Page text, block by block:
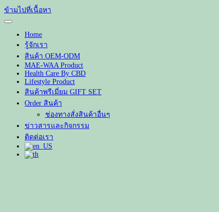
ข้ามไปที่เนื้อหา
Home
รู้จักเรา
สินค้า OEM-ODM
MAE-WAA Product
Health Care By CBD
Lifestyle Product
สินค้าพรีเมี่ยม GIFT SET
Order สินค้า
ช่องทางสั่งสินค้าอื่นๆ
ข่าวสารและกิจกรรม
ติดต่อเรา